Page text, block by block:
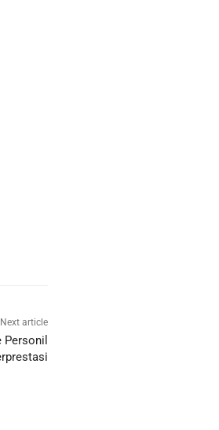
Next article
Personil